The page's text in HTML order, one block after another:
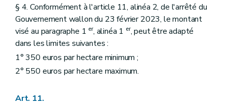
§ 4. Conformément à l'article 11, alinéa 2, de l'arrêté du
Gouvernement wallon du 23 février 2023, le montant
visé au paragraphe 1 er, alinéa 1 er, peut être adapté
dans les limites suivantes :
1° 350 euros par hectare minimum ;
2° 550 euros par hectare maximum.
Art. 11.